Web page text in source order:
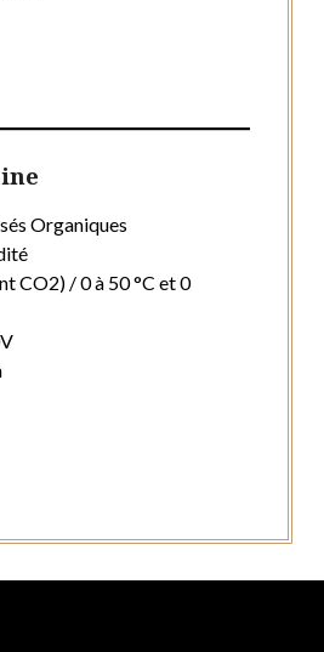
Organiques
CO2) / 0 à 50 °C et 0